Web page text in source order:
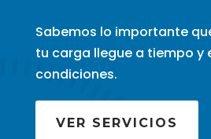
Sabemos lo importante
tu carga llegue a tiempo y
condiciones.
VER SERVICIOS